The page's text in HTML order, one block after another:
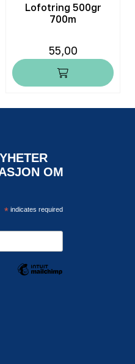
Lofotring 500gr
700m
55,00
OM
*indicates required